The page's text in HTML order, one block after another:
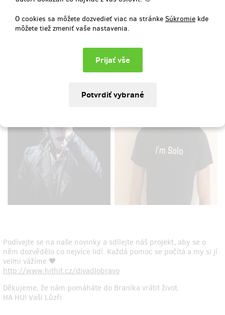
O cookies sa môžete dozvedieť viac na stránke Súkromie kde
môžete tiež zmeniť vaše nastavenia.
imaginární dárek od mima, který je vhodný pro ty, co už
všechno mají?
Podívejte se na naše novinky a sdílejte náš projekt, aby se o
něm dozvědělo co nejvíce lidí. Každá pomoc se počítá a my si jí
velmi vážíme.🖤
http://www.hithit.cz/divadlobravo
Děkujeme, že nám pomáháte do Braníka vrátit život.
HA HU! Vaši Lůzři